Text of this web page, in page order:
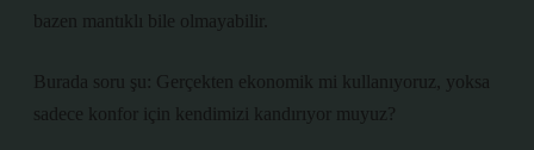
bazen mantıklı bile olmayabilir.
Burada soru şu: Gerçekten ekonomik mi kullanıyoruz, yoksa
sadece konfor için kendimizi kandırıyor muyuz?